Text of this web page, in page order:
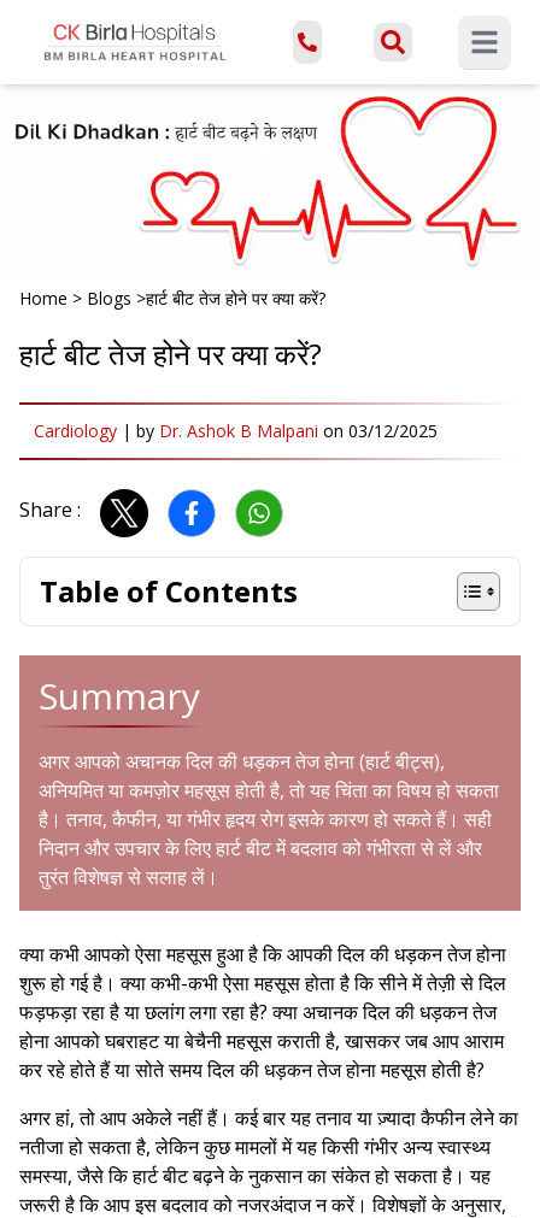
Open
Home > Blogs >हार्ट बीट तेज होने पर क्या करें?
हार्ट बीट तेज होने पर क्या करें?
Cardiology | by Dr. Ashok B Malpani on 03/12/2025
Share :
Table of Contents
Summary
अगर आपको अचानक दिल की धड़कन तेज होना (हार्ट बीट्स),
अनियमित या कमज़ोर महसूस होती है, तो यह चिंता का विषय हो सकता
है। तनाव, कैफीन, या गंभीर हृदय रोग इसके कारण हो सकते हैं। सही
निदान और उपचार के लिए हार्ट बीट में बदलाव को गंभीरता से लें और
तुरंत विशेषज्ञ से सलाह लें।
क्या कभी आपको ऐसा महसूस हुआ है कि आपकी दिल की धड़कन तेज होना
शुरू हो गई है। क्या कभी-कभी ऐसा महसूस होता है कि सीने में तेज़ी से दिल
फड़फड़ा रहा है या छलांग लगा रहा है? क्या अचानक दिल की धड़कन तेज
होना आपको घबराहट या बेचैनी महसूस कराती है, खासकर जब आप आराम
कर रहे होते हैं या सोते समय दिल की धड़कन तेज होना महसूस होती है?
अगर हां, तो आप अकेले नहीं हैं। कई बार यह तनाव या ज़्यादा कैफीन लेने का
नतीजा हो सकता है, लेकिन कुछ मामलों में यह किसी गंभीर अन्य स्वास्थ्य
समस्या, जैसे कि हार्ट बीट बढ़ने के नुकसान का संकेत हो सकता है। यह
जरूरी है कि आप इस बदलाव को नजरअंदाज न करें। विशेषज्ञों के अनुसार,